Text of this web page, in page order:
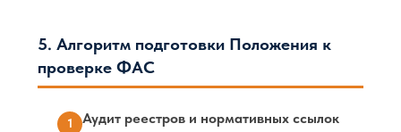
5. Алгоритм подготовки Положения к
проверке ФАС
1
Аудит реестров и нормативных ссылок